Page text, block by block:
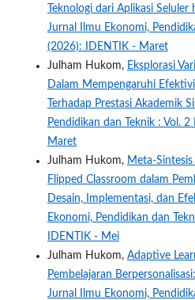
Teknologi dari Aplikasi
Jurnal Ilmu Ekonomi,
(2026): IDENTIK - Maret
Julham Hukom, Eksplorasi
Dalam Mempengaruhi
Terhadap Prestasi Akademik
Pendidikan dan Teknik : Vol.
Maret
Julham Hukom, Meta-
Flipped Classroom dalam
Desain, Implementasi, dan
Ekonomi, Pendidikan dan
IDENTIK - Mei
Julham Hukom, Adaptive
Pembelajaran
Jurnal Ilmu Ekonomi,